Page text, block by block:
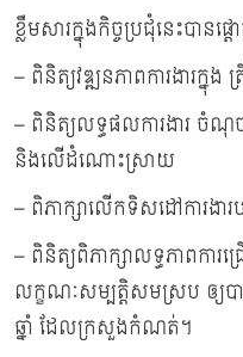
ខ្លឹមសារក្នុងកិច្ចប្រជុំនេះបា
– ពិនិត្យវឌ្ឍនភាពការងារក្នុ
– ពិនិត្យលទ្ធផលការងារ ចំ
និងលើដំណោះស្រាយ
– ពិភាក្សាលើកទិសដៅការងា
– ពិនិត្យពិភាក្សាលទ្ធភាពការ
លក្ខណៈសម្បត្តិសមស្រប ឲ្យ
ឆ្នាំ ដែលក្រសួងកំណត់។